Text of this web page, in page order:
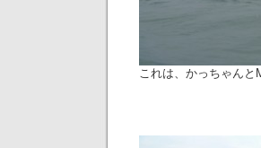
これは、かっちゃん